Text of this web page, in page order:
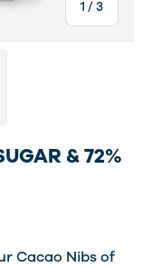
1 /van
3
weergave
3 in gallerij-
& 72%
Cacao Nibs of